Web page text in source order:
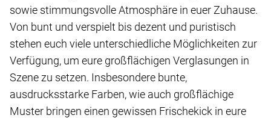
sowie stimmungsvolle Atmosphäre in euer Zuhause.
Von bunt und verspielt bis dezent und puristisch
stehen euch viele unterschiedliche Möglichkeiten zur
Verfügung, um eure großflächigen Verglasungen in
Szene zu setzen. Insbesondere bunte,
ausdrucksstarke Farben, wie auch großflächige
Muster bringen einen gewissen Frischekick in eure